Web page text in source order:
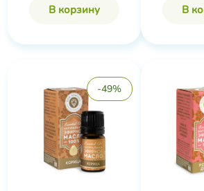
В корзину В
-49%